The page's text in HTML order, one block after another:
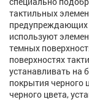
тактильных
предупреждающих
используют
темных
поверхностях
устанавливать на
покрытия черного
черного цвета,